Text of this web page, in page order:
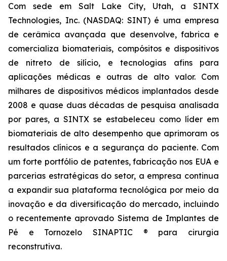
Com sede em Salt Lake City, Utah, a SINTX
Technologies, Inc. (NASDAQ: SINT) é uma empresa
de cerâmica avançada que desenvolve, fabrica e
comercializa biomateriais, compósitos e dispositivos
de nitreto de silício, e tecnologias afins para
aplicações médicas e outras de alto valor. Com
milhares de dispositivos médicos implantados desde
2008 e quase duas décadas de pesquisa analisada
por pares, a SINTX se estabeleceu como líder em
biomateriais de alto desempenho que aprimoram os
resultados clínicos e a segurança do paciente. Com
um forte portfólio de patentes, fabricação nos EUA e
parcerias estratégicas do setor, a empresa continua
a expandir sua plataforma tecnológica por meio da
inovação e da diversificação do mercado, incluindo
o recentemente aprovado Sistema de Implantes de
Pé e Tornozelo SINAPTIC ® para cirurgia
reconstrutiva.